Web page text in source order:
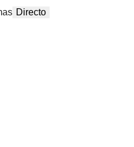
Directo